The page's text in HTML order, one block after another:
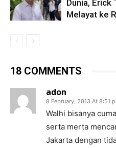
Dunia,
Melayat ke
18 COMMENTS
adon
8 February, 2013 At 8:51
Walhi bisanya
serta merta
Jakarta dengan